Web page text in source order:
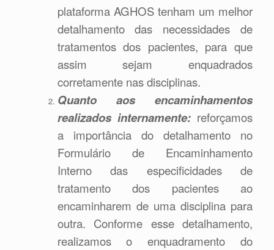
plataforma AGHOS tenham um melhor
detalhamento das necessidades de
tratamentos dos pacientes, para que
assim sejam enquadrados
corretamente nas disciplinas.
Quanto aos encaminhamentos
realizados internamente: reforçamos
a importância do detalhamento no
Formulário de Encaminhamento
Interno das especificidades de
tratamento dos pacientes ao
encaminharem de uma disciplina para
outra. Conforme esse detalhamento,
realizamos o enquadramento do